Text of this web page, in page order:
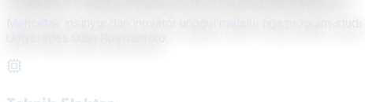
Mencetak insinyur dan inovator unggul melalui tiga program